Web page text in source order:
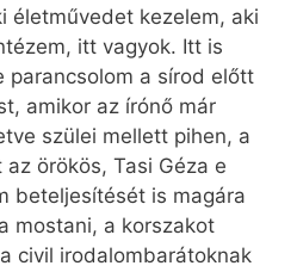
életművedet kezelem, aki
itt vagyok. Itt is
parancsolom a sírod előtt
amikor az írónő már
szülei mellett pihen, a
örökös, Tasi Géza e
beteljesítését is magára
mostani, a korszakot
civil irodalombarátoknak